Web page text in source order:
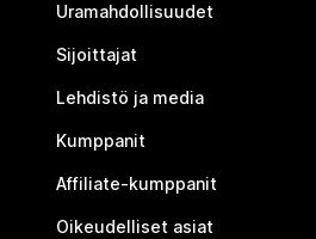
Uramahdollisuudet
Sijoittajat
Lehdistö ja media
Kumppanit
Affiliate-kumppanit
Oikeudelliset asiat